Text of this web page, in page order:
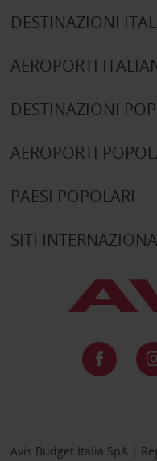
DESTINAZIONI
AEROPORTI
DESTINAZIONI
AEROPORTI
PAESI POPOLARI
SITI
Avis Budget Italia SpA |